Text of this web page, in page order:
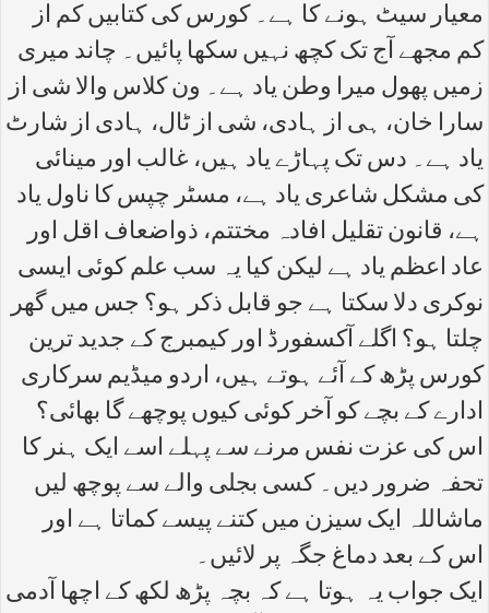
معیار سیٹ ہونے کا ہے۔ کورس کی کتابیں کم از
کم مجھے آج تک کچھ نہیں سکھا پائیں۔ چاند میری
زمیں پھول میرا وطن یاد ہے۔ ون کلاس والا شی از
سارا خان، ہی از ہادی، شی از ٹال، ہادی از شارٹ
یاد ہے۔ دس تک پہاڑے یاد ہیں، غالب اور مینائی
کی مشکل شاعری یاد ہے، مسٹر چپس کا ناول یاد
ہے، قانون تقلیل افادہ مختتم، ذواضعاف اقل اور
عاد اعظم یاد ہے لیکن کیا یہ سب علم کوئی ایسی
نوکری دلا سکتا ہے جو قابل ذکر ہو؟ جس میں گھر
چلتا ہو؟ اگلے آکسفورڈ اور کیمبرج کے جدید ترین
کورس پڑھ کے آئے ہوتے ہیں، اردو میڈیم سرکاری
ادارے کے بچے کو آخر کوئی کیوں پوچھے گا بھائی؟
اس کی عزت نفس مرنے سے پہلے اسے ایک ہنر کا
تحفہ ضرور دیں۔ کسی بجلی والے سے پوچھ لیں
ماشاللہ ایک سیزن میں کتنے پیسے کماتا ہے اور
اس کے بعد دماغ جگہ پر لائیں۔
ایک جواب یہ ہوتا ہے کہ بچہ پڑھ لکھ کے اچھا آدمی